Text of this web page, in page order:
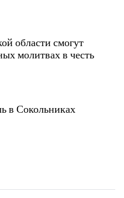
области смогут
молитвах в честь
в Сокольниках